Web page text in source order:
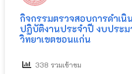
กิจกรรมตรวจสอบการดำเนิ
ปฏิบัติงานประจำปี งบประ
วิทยาเขตขอนแก่น
338 รวมเข้าชม